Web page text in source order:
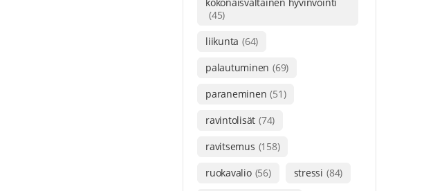
(45)
liikunta (64)
palautuminen (69)
paraneminen (51)
ravintolisät (74)
ravitsemus (158)
ruokavalio (56) stressi (84)